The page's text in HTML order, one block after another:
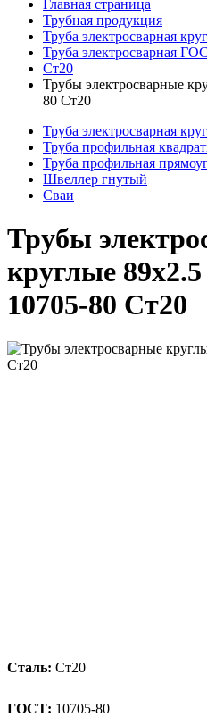
Главная страница
Трубная продукция
Труба электросварная
Труба электросварная
Ст20
Трубы электросварные
80 Ст20
Труба электросварная
Труба профильная
Труба профильная
Швеллер гнутый
Сваи
Трубы
круглые
10705-80 Ст20
Сталь: Ст20
ГОСТ: 10705-80